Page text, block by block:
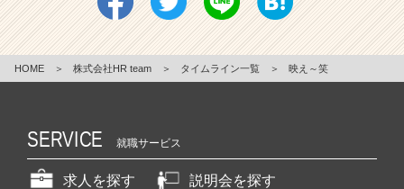
HOME ＞ 株式会社HR team ＞ タイムライン一覧 ＞ 映え～笑
SERVICE 就職サービス
求人を探す
説明会を探す